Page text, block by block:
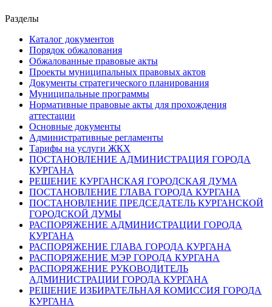
Разделы
Каталог документов
Порядок обжалования
Обжалованные правовые акты
Проекты муниципальных правовых актов
Документы стратегического планирования
Муниципальные программы
Нормативные правовые акты для прохождения
аттестации
Основные документы
Административные регламенты
Тарифы на услуги ЖКХ
ПОСТАНОВЛЕНИЕ АДМИНИСТРАЦИЯ ГОРОДА
КУРГАНА
РЕШЕНИЕ КУРГАНСКАЯ ГОРОДСКАЯ ДУМА
ПОСТАНОВЛЕНИЕ ГЛАВА ГОРОДА КУРГАНА
ПОСТАНОВЛЕНИЕ ПРЕДСЕДАТЕЛЬ КУРГАНСКОЙ
ГОРОДСКОЙ ДУМЫ
РАСПОРЯЖЕНИЕ АДМИНИСТРАЦИИ ГОРОДА
КУРГАНА
РАСПОРЯЖЕНИЕ ГЛАВА ГОРОДА КУРГАНА
РАСПОРЯЖЕНИЕ МЭР ГОРОДА КУРГАНА
РАСПОРЯЖЕНИЕ РУКОВОДИТЕЛЬ
АДМИНИСТРАЦИИ ГОРОДА КУРГАНА
РЕШЕНИЕ ИЗБИРАТЕЛЬНАЯ КОМИССИЯ ГОРОДА
КУРГАНА